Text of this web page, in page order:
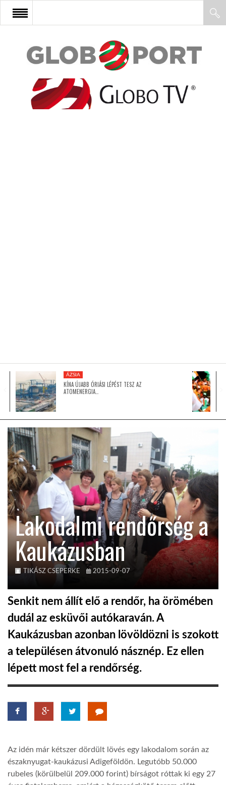
FŐOLDAL
AFRIKA
GLOBOTV BP
HÍR3D
TROPICALMAGAZIN
GLOBOTV
AFRIKA TUDÁSTÁR
A NAP SZÉPE
LINKTR.EE
GLOBOZSARU
DOBRAVERO.HU
LATIMO.HU
ÁZSIA
KÍNA ÚJABB ÓRIÁSI LÉPÉST TESZ AZ
ATOMENERGIA…
Lakodalmi rendőrség a
Kaukázusban
TIKÁSZ CSEPERKE 2015-09-07
Senkit nem állít elő a rendőr, ha örömében
dudál az esküvői autókaraván. A
Kaukázusban azonban lövöldözni is szokott
a településen átvonuló násznép. Ez ellen
lépett most fel a rendőrség.
Az idén már kétszer dördült lövés egy lakodalom során az
északnyugat-kaukázusi Adigeföldön. Legutóbb 50.000
rubeles (körülbelül 209.000 forint) bírságot róttak ki egy 27